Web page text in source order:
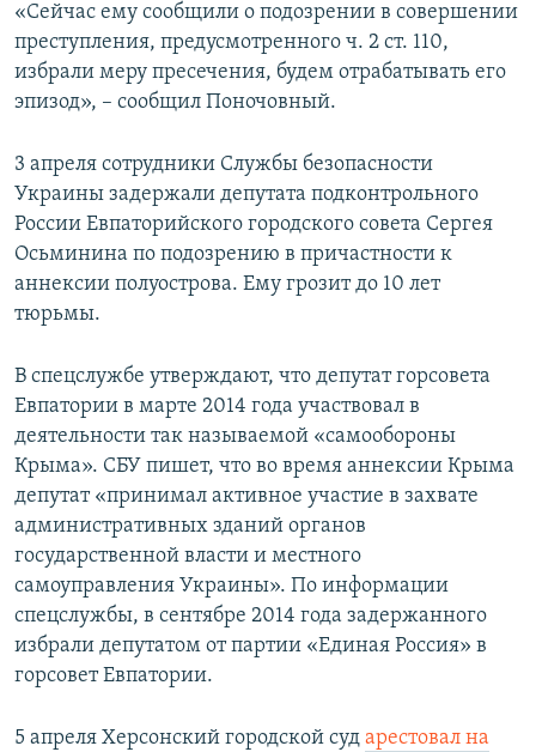
«Сейчас ему сообщили о подозрении в совершении
преступления, предусмотренного ч. 2 ст. 110,
избрали меру пресечения, будем отрабатывать его
эпизод», – сообщил Поночовный.
3 апреля сотрудники Службы безопасности
Украины задержали депутата подконтрольного
России Евпаторийского городского совета Сергея
Осьминина по подозрению в причастности к
аннексии полуострова. Ему грозит до 10 лет
тюрьмы.
В спецслужбе утверждают, что депутат горсовета
Евпатории в марте 2014 года участвовал в
деятельности так называемой «самообороны
Крыма». СБУ пишет, что во время аннексии Крыма
депутат «принимал активное участие в захвате
административных зданий органов
государственной власти и местного
самоуправления Украины». По информации
спецслужбы, в сентябре 2014 года задержанного
избрали депутатом от партии «Единая Россия» в
горсовет Евпатории.
5 апреля Херсонский городской суд арестовал на